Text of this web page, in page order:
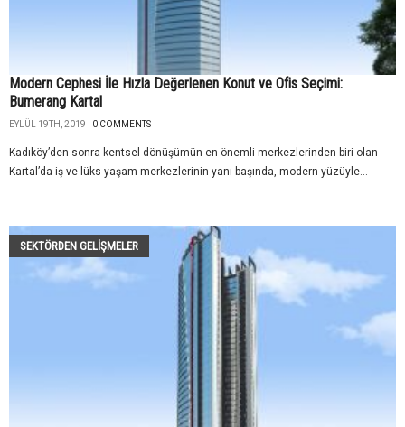
Modern Cephesi İle Hızla Değerlenen Konut ve Ofis Seçimi:
Bumerang Kartal
EYLÜL 19TH, 2019 | 0 COMMENTS
Kadıköy’den sonra kentsel dönüşümün en önemli merkezlerinden biri olan
Kartal’da iş ve lüks yaşam merkezlerinin yanı başında, modern yüzüyle...
SEKTÖRDEN GELIŞMELER